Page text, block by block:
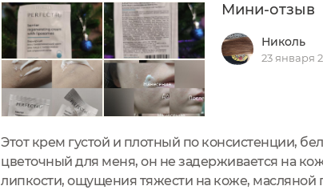
Мини-отзыв
Николь
23 января
Этот крем густой и плотный по консистенции,
цветочный для меня, он не задерживается на
липкости, ощущения тяжести на коже,